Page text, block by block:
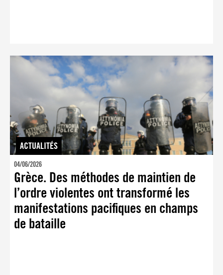
ACTUALITÉS
04/06/2026
Grèce. Des méthodes de maintien de
l’ordre violentes ont transformé les
manifestations pacifiques en champs
de bataille